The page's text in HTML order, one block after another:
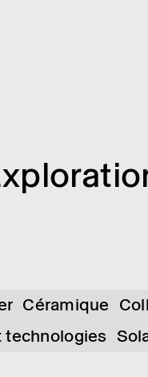
Céramique
technologies